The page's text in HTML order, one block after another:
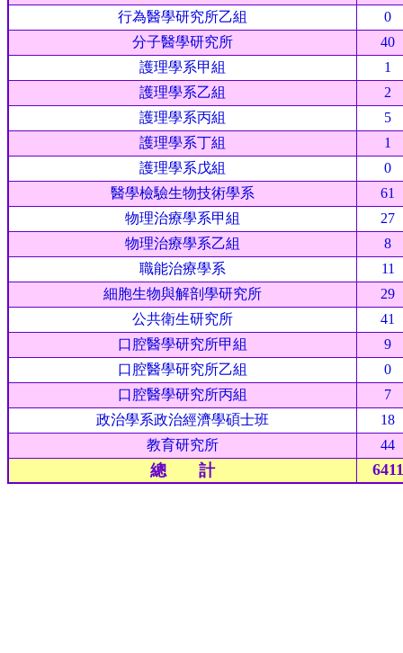
行為醫學研究所乙組
0
分子醫學研究所
40
護理學系甲組
1
護理學系乙組
2
護理學系丙組
5
護理學系丁組
1
護理學系戊組
0
醫學檢驗生物技術學系
61
物理治療學系甲組
27
物理治療學系乙組
8
職能治療學系
11
細胞生物與解剖學研究所
29
公共衛生研究所
41
口腔醫學研究所甲組
9
口腔醫學研究所乙組
0
口腔醫學研究所丙組
7
政治學系政治經濟學碩士班
18
教育研究所
44
總 計 6411